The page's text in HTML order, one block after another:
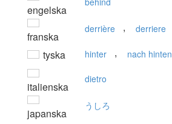
engelska
franska
derrière , derriere
tyska hinter , nach hinten
italienska
dietro
japanska
うしろ